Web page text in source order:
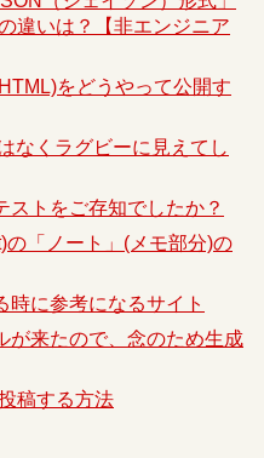
違いは？【非エンジニア
をどうやって公開す
なくラグビーに見えてし
ストをご存知でしたか？
「ノート」(メモ部分)の
時に参考になるサイト
が来たので、念のため生成
稿する方法